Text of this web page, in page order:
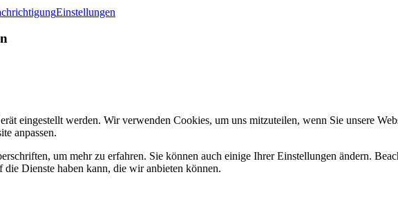
Einstellungen
eingestellt werden. Wir verwenden Cookies, um uns mitzuteilen, wenn Sie unsere
anpassen.
um mehr zu erfahren. Sie können auch einige Ihrer Einstellungen ändern.
Dienste haben kann, die wir anbieten können.